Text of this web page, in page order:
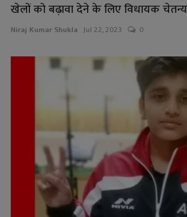
खेलों को बढ़ावा देने के लिए विधायक
Niraj Kumar Shukla Jul 22, 2023 0